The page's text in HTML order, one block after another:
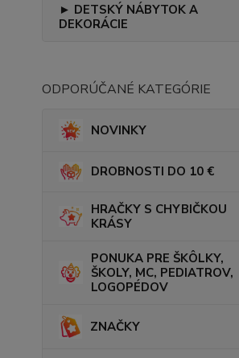
► DETSKÝ NÁBYTOK A
DEKORÁCIE
ODPORÚČANÉ KATEGÓRIE
NOVINKY
DROBNOSTI DO 10 €
HRAČKY S CHYBIČKOU
KRÁSY
PONUKA PRE ŠKÔLKY,
ŠKOLY, MC, PEDIATROV,
LOGOPÉDOV
ZNAČKY